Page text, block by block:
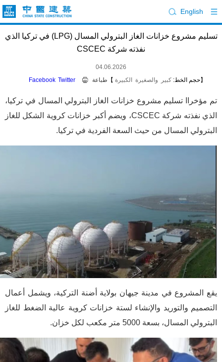
English
تسليم مشروع خزانات الغاز البترولي المسال (LPG) في تركيا الذي
نفذته شركة CSCEC
04.06.2026
【حجم الخط: كبير والصغيرة الكبيرة 】 طباعة Facebook Twitter
تم مؤخراا تسليم مشروع خزانات الغاز البترولي المسال في تركيا،
الذي نفذته شركة CSCEC، ويضم أكبر خزانات كروية الشكل للغاز
البترولي المسال من حيث السعة الفردية في تركيا.
يقع المشروع في مدينة جيهان بولاية أضنة التركية، ويشمل أعمال
التصميم والتوريد والإنشاء لستة خزانات كروية عالية الضغط للغاز
البترولي المسال، بسعة 5000 متر مكعب لكل خزان.